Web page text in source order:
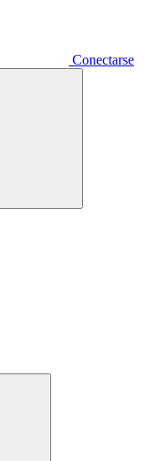
Conectarse